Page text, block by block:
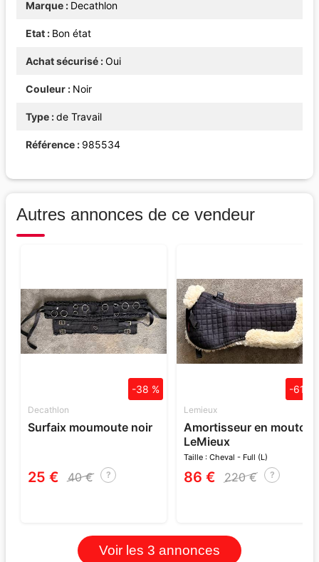
Marque Decathlon
Etat Bon état
Achat sécurisé Oui
Couleur Noir
Type de Travail
Référence 985534
Autres annonces de ce vendeur
Decathlon
Surfaix moumoute noir
25 € 40 € ?
-38 %
Lemieux
Amortisseur en mouton
LeMieux
Taille : Cheval - Full (L)
86 € 220 € ?
-61 %
Voir les 3 annonces